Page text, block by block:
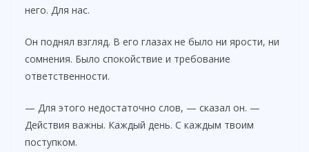
него. Для нас.
Он поднял взгляд. В его глазах не было ни ярости, ни
сомнения. Было спокойствие и требование
ответственности.
— Для этого недостаточно слов, — сказал он. —
Действия важны. Каждый день. С каждым твоим
поступком.